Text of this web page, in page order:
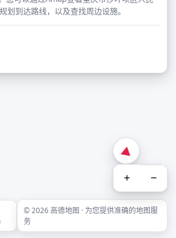
划到达路线，以及查找周边设施。
+ −
© 2026 高德地图 · 为您提供准确的地图服
务